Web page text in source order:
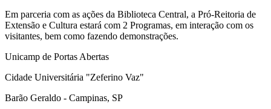
Em parceria com as ações da Biblioteca Central, a Pró-Reitoria de
Extensão e Cultura estará com 2 Programas, em interação com os
visitantes, bem como fazendo demonstrações.
Unicamp de Portas Abertas
Cidade Universitária "Zeferino Vaz"
Barão Geraldo - Campinas, SP